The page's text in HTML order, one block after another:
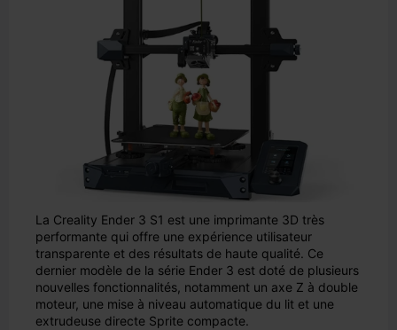
La Creality Ender 3 S1 est une imprimante 3D très
performante qui offre une expérience utilisateur
transparente et des résultats de haute qualité. Ce
dernier modèle de la série Ender 3 est doté de plusieurs
nouvelles fonctionnalités, notamment un axe Z à double
moteur, une mise à niveau automatique du lit et une
extrudeuse directe Sprite compacte.